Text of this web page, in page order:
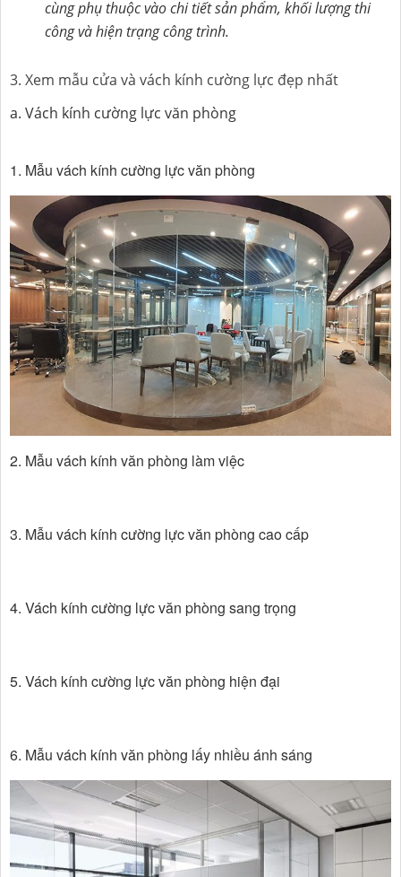
cùng phụ thuộc vào chi tiết sản phẩm, khối lượng thi
công và hiện trạng công trình.
3. Xem mẫu cửa và vách kính cường lực đẹp nhất
a. Vách kính cường lực văn phòng
1. Mẫu vách kính cường lực văn phòng
2. Mẫu vách kính văn phòng làm việc
3. Mẫu vách kính cường lực văn phòng cao cấp
4. Vách kính cường lực văn phòng sang trọng
5. Vách kính cường lực văn phòng hiện đại
6. Mẫu vách kính văn phòng lấy nhiều ánh sáng